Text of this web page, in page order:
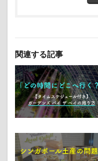
関連する記事